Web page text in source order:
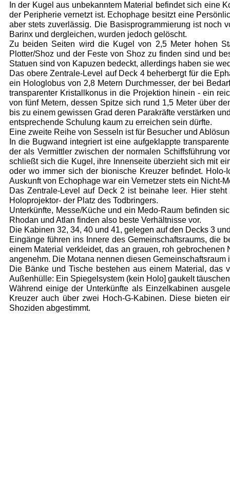
In der Kugel aus unbekanntem Material befindet sich eine
der Peripherie vernetzt ist. Echophage besitzt eine
aber stets zuverlässig. Die Basisprogrammierung ist noch
Barinx und dergleichen, wurden jedoch gelöscht.
Zu beiden Seiten wird die Kugel von 2,5 Meter hohen
Plotter/Shoz und der Feste von Shoz zu finden sind und
Statuen sind von Kapuzen be­deckt, allerdings haben sie
Das obere Zentrale-Level auf Deck 4 beherbergt für die
ein Hologlobus von 2,8 Metern Durchmesser, der bei
transparen­ter Kristallkonus in die Projektion hinein - ein
von fünf Metern, des­sen Spitze sich rund 1,5 Meter über
bis zu einem gewissen Grad deren Parakräfte verstärken
entsprechende Schulung kaum zu erreichen sein dürfte.
Eine zweite Reihe von Sesseln ist für Besucher und
In die Bugwand integriert ist eine aufgeklappte
der als Vermittler zwischen der normalen Schiffsführung
schließt sich die Kugel, ihre Innenseite überzieht sich mit
oder wo immer sich der bionische Kreuzer befindet.
Auskunft von Echophage war ein Vernetzer stets ein Nicht-
Das Zentrale-Level auf Deck 2 ist beinahe leer. Hier
Holoprojektor- der Platz des Todbringers.
Unterkünfte, Messe/Küche und ein Medo-Raum be­finden
Rhodan und Atlan finden also beste Verhältnisse vor.
Die Kabinen 32, 34, 40 und 41, gelegen auf den Decks 3
Eingänge führen ins Innere des Gemeinschafts­raums, die
ei­nem Material verkleidet, das an grauen, roh
ange­nehm. Die Motana nennen diesen Gemeinschafts­raum
Die Bänke und Tische bestehen aus einem Material,
Außenhülle: Ein Spiegelsystem (kein Holo] gaukelt
Während einige der Unterkünfte als Einzelkabinen
Kreuzer auch über zwei Hoch-G-Kabinen. Diese bieten
Shoziden abgestimmt.